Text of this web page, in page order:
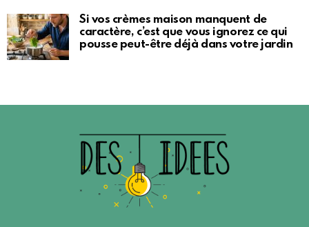
Si vos crèmes maison manquent de
caractère, c’est que vous ignorez ce qui
pousse peut-être déjà dans votre jardin